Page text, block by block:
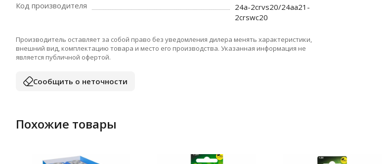
Код производителя
24a-2crvs20/24aa21-
2crswc20
Производитель оставляет за собой право без уведомления дилера менять характеристики,
внешний вид, комплектацию товара и место его производства. Указанная информация не
является публичной офертой.
Сообщить о неточности
Похожие товары